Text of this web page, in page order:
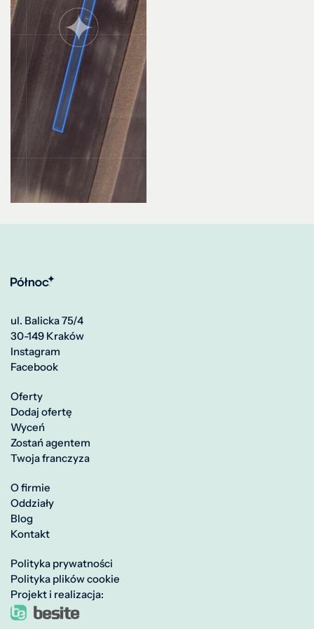
ul. Balicka 75/4
30-149 Kraków
Instagram
Facebook
Oferty
Dodaj ofertę
Wyceń
Zostań agentem
Twoja franczyza
O firmie
Oddziały
Blog
Kontakt
Polityka prywatności
Polityka plików cookie
Projekt i realizacja: